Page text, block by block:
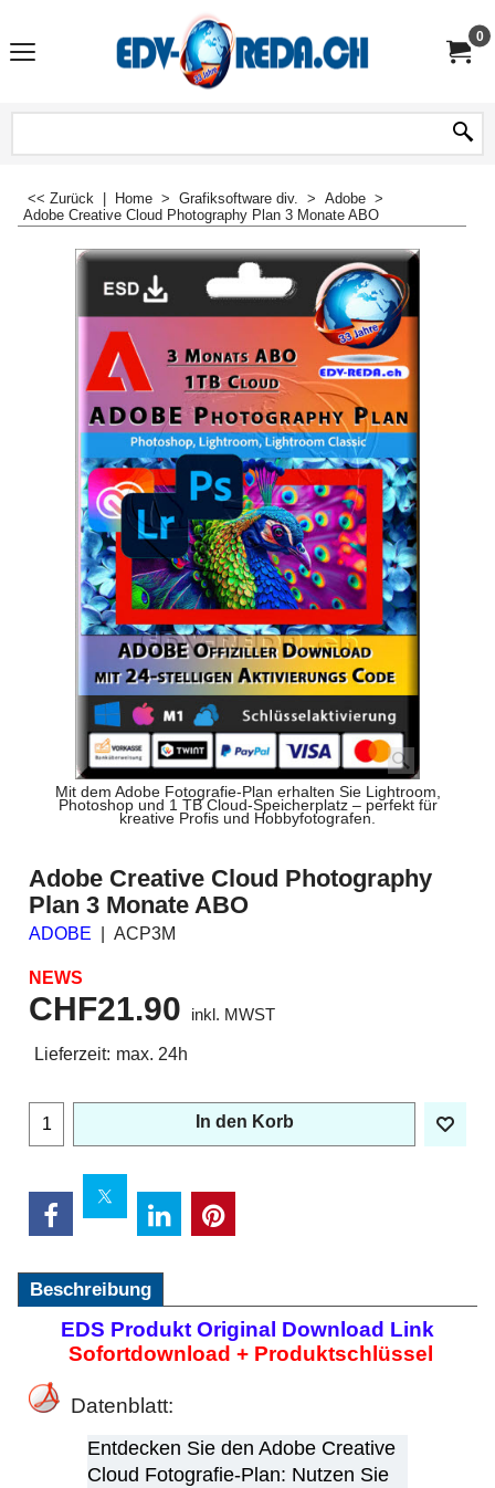
0
<< Zurück Home > Grafiksoftware div. > Adobe >
Adobe Creative Cloud Photography Plan 3 Monate ABO
Mit dem Adobe Fotografie-Plan erhalten Sie Lightroom,
Photoshop und 1 TB Cloud-Speicherplatz – perfekt für
kreative Profis und Hobbyfotografen.
Adobe Creative Cloud Photography
Plan 3 Monate ABO
ADOBE ACP3M
NEWS
CHF21.90 inkl. MWST
Lieferzeit: max. 24h
In den Korb
Beschreibung
EDS Produkt Original Download Link
Sofortdownload + Produktschlüssel
Datenblatt:
Entdecken Sie den Adobe Creative
Cloud Fotografie-Plan: Nutzen Sie